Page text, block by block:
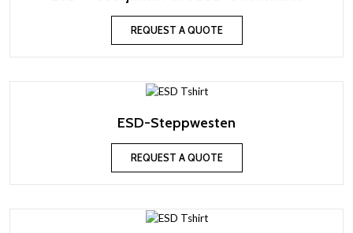
REQUEST A QUOTE
ESD-Steppwesten
REQUEST A QUOTE